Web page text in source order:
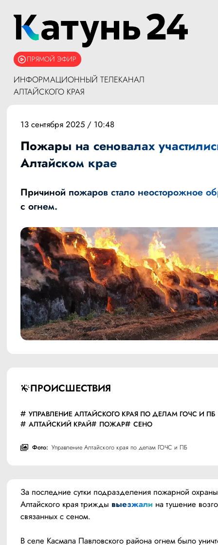
ПРЯМОЙ ЭФИР
ИНФОРМАЦИОННЫЙ ТЕЛЕКАНАЛ
АЛТАЙСКОГО КРАЯ
ПРОИСШЕСТВИЯ
УПРАВЛЕНИЕ АЛТАЙСКОГО КРАЯ ПО ДЕЛАМ ГОЧС И ПБ
АЛТАЙСКИЙ КРАЙ
ПОЖАР СЕНО
Фото: Управление Алтайского края по делам ГОЧС и ПБ
13 сентября 2025 / 10:48
Пожары на сеновалах
Алтайском крае
Причиной пожаров стало неосторожное
с огнем.
За последние сутки подразделения пожарной охраны
Алтайского края трижды выезжали на тушение
связанных с сеном.
В селе Касмала Павловского района огнем было